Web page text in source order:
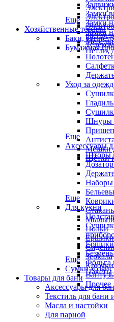
Замки
Замки
Замки
Петли,
Еще
Хозяйственные товары
Баки,
Бумажная
Уход за
Шнуры
Мешки
Щётки
Еще
Аксессуары
Шторы
Наборы
Полки
Ёршики
Зеркала
Крючки
Прочее
Еще
Для кухни
Ёршики
Фольга
Пакеты
Еще
Сумки
Товары для бани
Аксессуары для
Текстиль для бани
Масла и настойки
Для парной